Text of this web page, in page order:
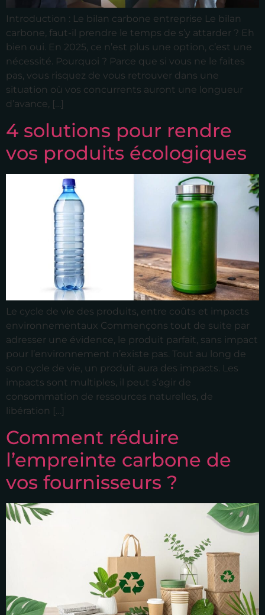
Introduction : Le bilan carbone entreprise Le bilan
carbone, faut-il prendre le temps de s’y attarder ? Eh
bien oui. En 2025, ce n’est plus une option, c’est une
nécessité. Pourquoi ? Parce que si vous ne le faites
pas, vous risquez de vous retrouver dans une
situation où vos concurrents auront une longueur
d’avance, […]
4 solutions pour rendre
vos produits écologiques
Le cycle de vie des produits, entre coûts et impacts
environnementaux Commençons tout de suite par
adresser une évidence, le produit parfait, sans impact
pour l’environnement n’existe pas. Tout au long de
son cycle de vie, un produit aura des impacts. Les
impacts sont multiples, il peut s’agir de
consommation de ressources naturelles, de
libération […]
Comment réduire
l’empreinte carbone de
vos fournisseurs ?